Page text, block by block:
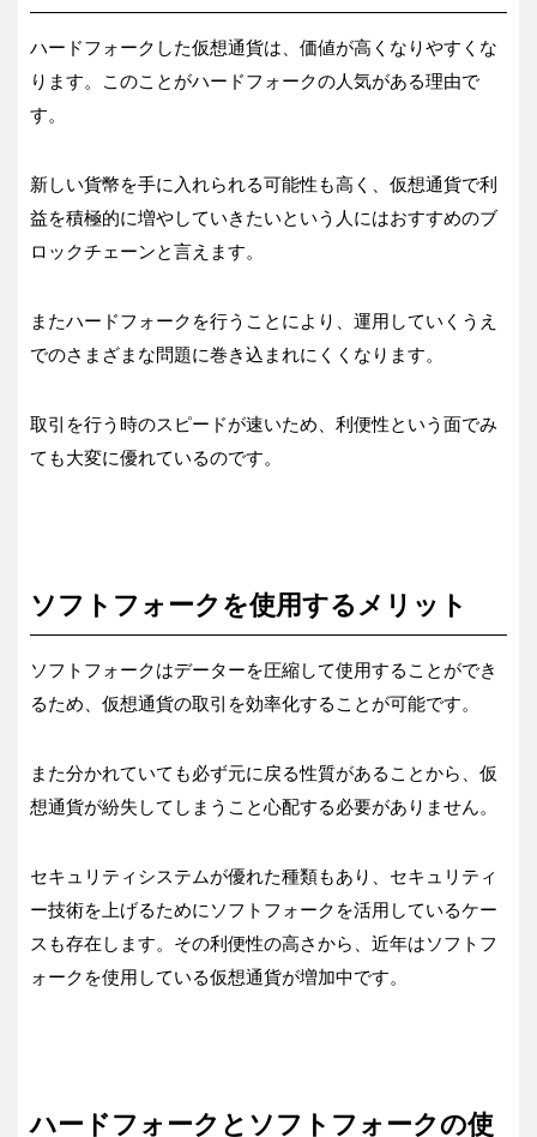
ハードフォークした仮想通貨は、価値が高くなりやすくな
ります。このことがハードフォークの人気がある理由で
す。
新しい貨幣を手に入れられる可能性も高く、仮想通貨で利
益を積極的に増やしていきたいという人にはおすすめのブ
ロックチェーンと言えます。
またハードフォークを行うことにより、運用していくうえ
でのさまざまな問題に巻き込まれにくくなります。
取引を行う時のスピードが速いため、利便性という面でみ
ても大変に優れているのです。
ソフトフォークを使用するメリット
ソフトフォークはデーターを圧縮して使用することができ
るため、仮想通貨の取引を効率化することが可能です。
また分かれていても必ず元に戻る性質があることから、仮
想通貨が紛失してしまうこと心配する必要がありません。
セキュリティシステムが優れた種類もあり、セキュリティ
ー技術を上げるためにソフトフォークを活用しているケー
スも存在します。その利便性の高さから、近年はソフトフ
ォークを使用している仮想通貨が増加中です。
ハードフォークとソフトフォークの使